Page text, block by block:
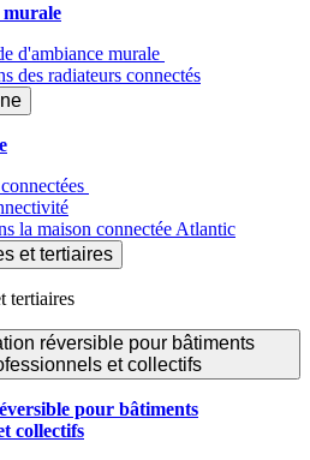
murale
d'ambiance murale
des radiateurs connectés
la maison connectée Atlantic
et tertiaires
tertiaires
réversible pour bâtiments
et collectifs
pour bâtiments
collectifs